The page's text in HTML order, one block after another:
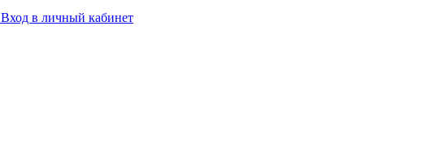
Вход в личный кабинет